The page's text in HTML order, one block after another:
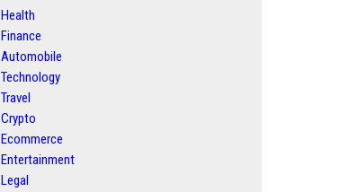
Health
Finance
Automobile
Technology
Travel
Crypto
Ecommerce
Entertainment
Legal